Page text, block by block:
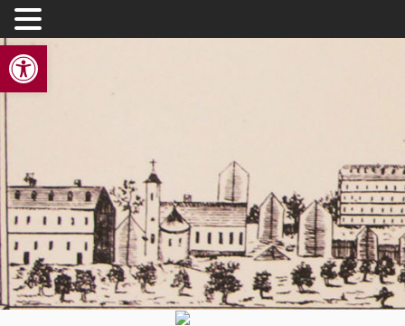
Open toolbar